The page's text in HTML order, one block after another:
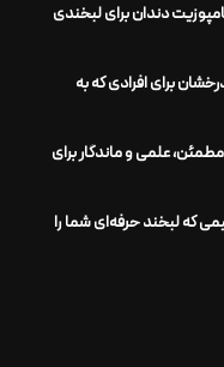
دندان برای لبخندی
برای افرادی که به
علمی و ماندگار برای
که لبخند حرفه‌ای شما را